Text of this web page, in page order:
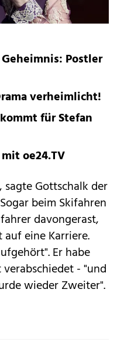
Postler
verheimlicht!
für Stefan
oe24.TV
Gottschalk der
beim Skifahren
davongerast,
eine Karriere.
Er habe
- "und
wieder Zweiter".